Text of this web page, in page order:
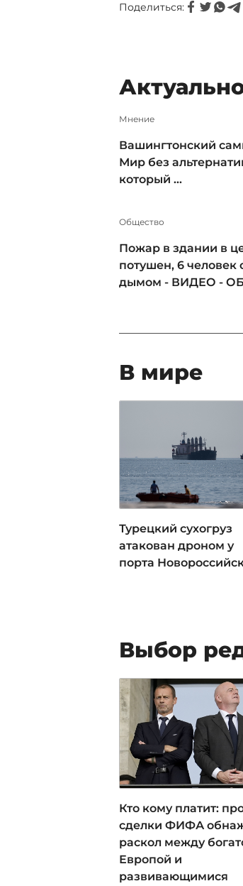
Поделиться:
Мнение
Вашингтонский
Мир без
который ...
Общество
Пожар в здании в
потушен, 6 человек
дымом - ВИДЕО -
В мире
Турецкий сухогруз
атакован дроном у
порта
Выбор
Кто кому платит:
сделки ФИФА
раскол между
Европой и
развивающимися